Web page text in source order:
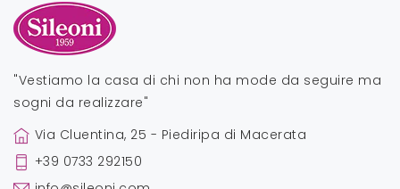
"Vestiamo la casa di chi non ha mode da seguire ma
sogni da realizzare"
Via Cluentina, 25 - Piediripa di Macerata
+39 0733 292150